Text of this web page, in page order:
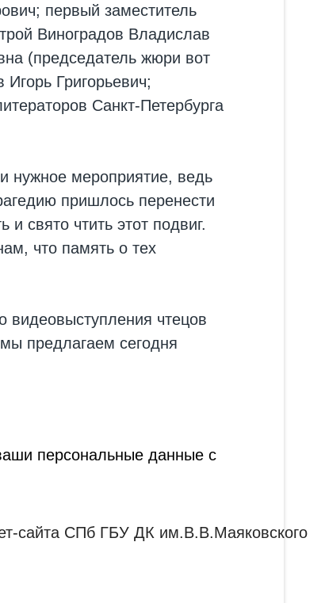
первый заместитель
Виноградов Владислав
(председатель жюри вот
Григорьевич;
Санкт-Петербурга
нужное мероприятие, ведь
пришлось перенести
свято чтить этот подвиг.
что память о тех
чтецов
предлагаем сегодня
персональные данные с
сайта СПб ГБУ ДК им.В.В.Маяковского